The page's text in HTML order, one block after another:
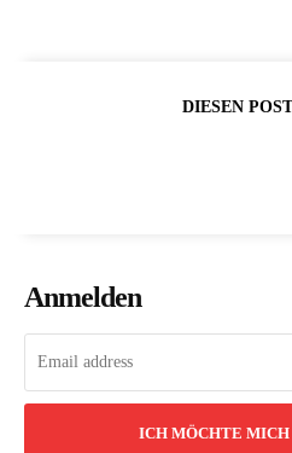
DIESEN
Anmelden
ICH MÖCHTE